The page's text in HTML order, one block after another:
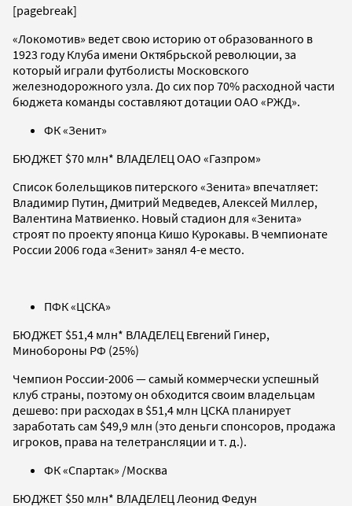
[pagebreak]
«Локомотив» ведет свою историю от образованного в
1923 году Клуба имени Октябрьской революции, за
который играли футболисты Московского
железнодорожного узла. До сих пор 70% расходной части
бюджета команды составляют дотации ОАО «РЖД».
ФК «Зенит»
БЮДЖЕТ $70 млн* ВЛАДЕЛЕЦ ОАО «Газпром»
Список болельщиков питерского «Зенита» впечатляет:
Владимир Путин, Дмитрий Медведев, Алексей Миллер,
Валентина Матвиенко. Новый стадион для «Зенита»
строят по проекту японца Кишо Курокавы. В чемпионате
России 2006 года «Зенит» занял 4-е место.
ПФК «ЦСКА»
БЮДЖЕТ $51,4 млн* ВЛАДЕЛЕЦ Евгений Гинер,
Минобороны РФ (25%)
Чемпион России-2006 — самый коммерчески успешный
клуб страны, поэтому он обходится своим владельцам
дешево: при расходах в $51,4 млн ЦСКА планирует
заработать сам $49,9 млн (это деньги спонсоров, продажа
игроков, права на телетрансляции и т. д.).
ФК «Спартак» /Москва
БЮДЖЕТ $50 млн* ВЛАДЕЛЕЦ Леонид Федун